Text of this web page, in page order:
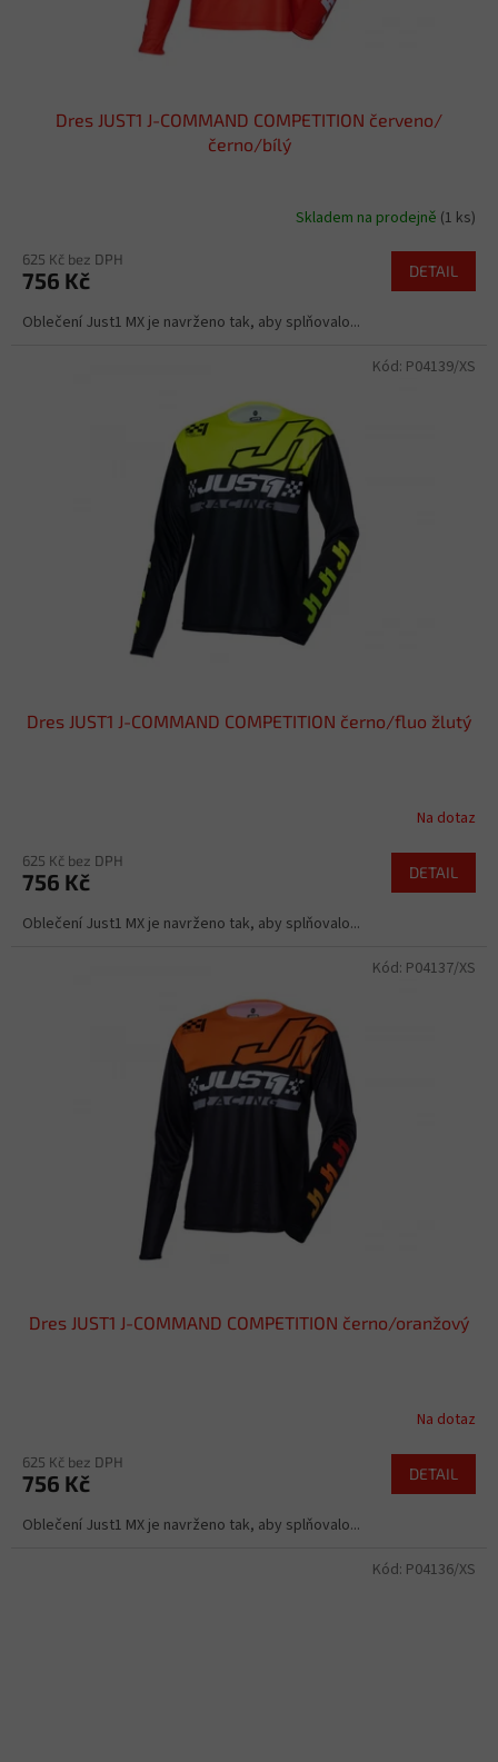
Dres JUST1 J-COMMAND COMPETITION červeno/
černo/bílý
Skladem na prodejně (1 ks)
625 Kč bez DPH
756 Kč DETAIL
Oblečení Just1 MX je navrženo tak, aby splňovalo...
Dres JUST1 J-COMMAND COMPETITION černo/fluo žlutý
Na dotaz
625 Kč bez DPH
756 Kč DETAIL
Oblečení Just1 MX je navrženo tak, aby splňovalo...
Kód: P04139/XS
Dres JUST1 J-COMMAND COMPETITION černo/oranžový
Na dotaz
625 Kč bez DPH
756 Kč DETAIL
Oblečení Just1 MX je navrženo tak, aby splňovalo...
Kód: P04137/XS
Kód: P04136/XS